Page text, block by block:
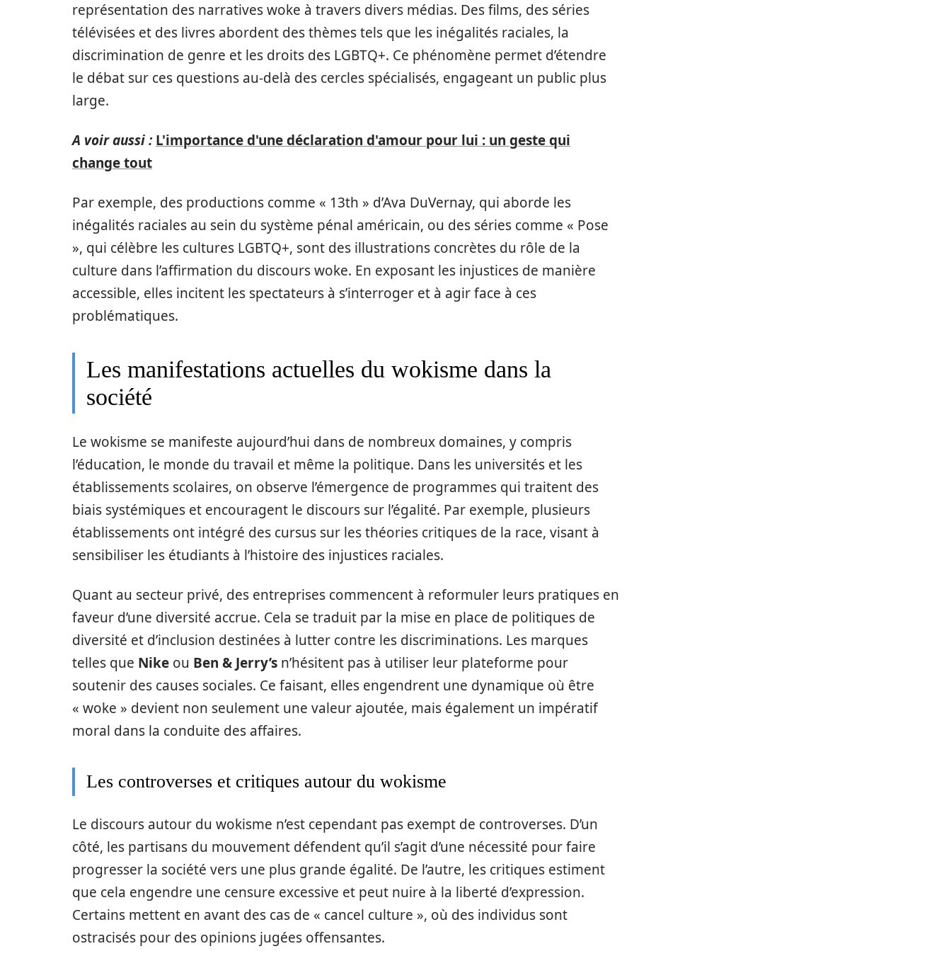
représentation des narratives woke à travers divers médias. Des films, des séries
télévisées et des livres abordent des thèmes tels que les inégalités raciales, la
discrimination de genre et les droits des LGBTQ+. Ce phénomène permet d’étendre
le débat sur ces questions au-delà des cercles spécialisés, engageant un public plus
large.
A voir aussi : L'importance d'une déclaration d'amour pour lui : un geste qui
change tout
Par exemple, des productions comme « 13th » d’Ava DuVernay, qui aborde les
inégalités raciales au sein du système pénal américain, ou des séries comme « Pose
», qui célèbre les cultures LGBTQ+, sont des illustrations concrètes du rôle de la
culture dans l’affirmation du discours woke. En exposant les injustices de manière
accessible, elles incitent les spectateurs à s’interroger et à agir face à ces
problématiques.
Les manifestations actuelles du wokisme dans la
société
Le wokisme se manifeste aujourd’hui dans de nombreux domaines, y compris
l’éducation, le monde du travail et même la politique. Dans les universités et les
établissements scolaires, on observe l’émergence de programmes qui traitent des
biais systémiques et encouragent le discours sur l’égalité. Par exemple, plusieurs
établissements ont intégré des cursus sur les théories critiques de la race, visant à
sensibiliser les étudiants à l’histoire des injustices raciales.
Quant au secteur privé, des entreprises commencent à reformuler leurs pratiques en
faveur d’une diversité accrue. Cela se traduit par la mise en place de politiques de
diversité et d’inclusion destinées à lutter contre les discriminations. Les marques
telles que Nike ou Ben & Jerry’s n’hésitent pas à utiliser leur plateforme pour
soutenir des causes sociales. Ce faisant, elles engendrent une dynamique où être
« woke » devient non seulement une valeur ajoutée, mais également un impératif
moral dans la conduite des affaires.
Les controverses et critiques autour du wokisme
Le discours autour du wokisme n’est cependant pas exempt de controverses. D’un
côté, les partisans du mouvement défendent qu’il s’agit d’une nécessité pour faire
progresser la société vers une plus grande égalité. De l’autre, les critiques estiment
que cela engendre une censure excessive et peut nuire à la liberté d’expression.
Certains mettent en avant des cas de « cancel culture », où des individus sont
ostracisés pour des opinions jugées offensantes.